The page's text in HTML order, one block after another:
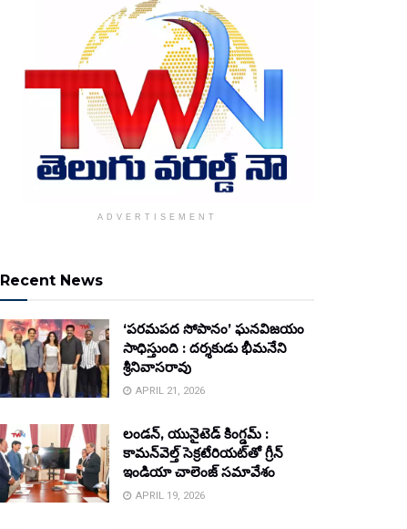
ADVERTISEMENT
Recent News
‘పరమపద సోపానం’ ఘనవిజయం
సాధిస్తుంది : దర్శకుడు భీమనేని
శ్రీనివాసరావు
APRIL 21, 2026
లండన్, యునైటెడ్ కింగ్డమ్ :
కామన్‌వెల్త్ సెక్రటేరియట్‌తో గ్రీన్
ఇండియా చాలెంజ్ సమావేశం
APRIL 19, 2026